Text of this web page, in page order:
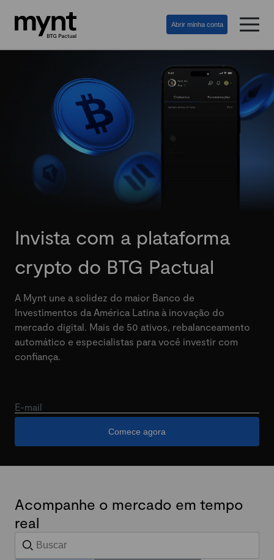
Abrir minha conta
Invista com a plataforma
crypto do BTG Pactual
A Mynt une a solidez do maior Banco de
Investimentos da América Latina à inovação do
mercado digital. Mais de 50 ativos, rebalanceamento
automático e especialistas para você investir com
confiança.
E-mail
Comece agora
Acompanhe o mercado em tempo
real